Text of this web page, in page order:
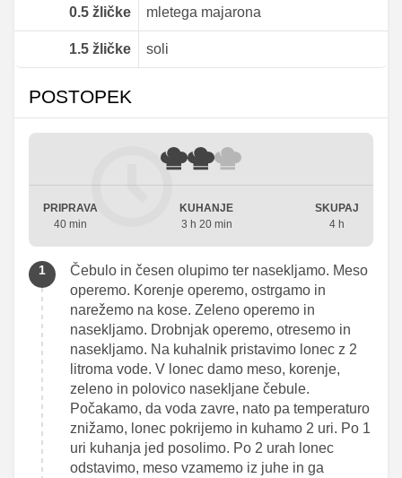
0.5žličke mletega majarona
1.5žličke soli
POSTOPEK
PRIPRAVA
40 min
KUHANJE
3 h 20 min
SKUPAJ
4 h
Čebulo in česen olupimo ter nasekljamo. Meso
operemo. Korenje operemo, ostrgamo in
narežemo na kose. Zeleno operemo in
nasekljamo. Drobnjak operemo, otresemo in
nasekljamo. Na kuhalnik pristavimo lonec z 2
litroma vode. V lonec damo meso, korenje,
zeleno in polovico nasekljane čebule.
Počakamo, da voda zavre, nato pa temperaturo
znižamo, lonec pokrijemo in kuhamo 2 uri. Po 1
uri kuhanja jed posolimo. Po 2 urah lonec
odstavimo, meso vzamemo iz juhe in ga